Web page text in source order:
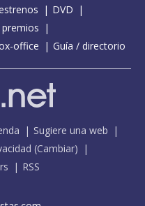
DVD
office Guía / directorio
Sugiere una web
(Cambiar)
RSS